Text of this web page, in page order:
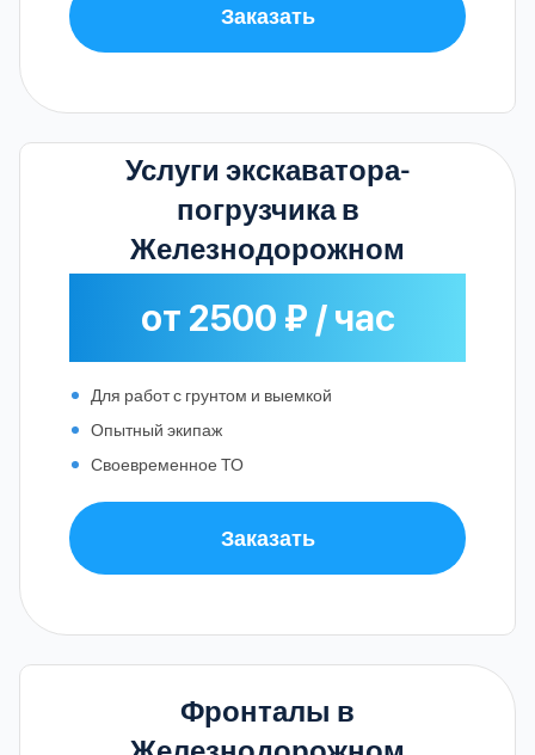
Заказать
Услуги экскаватора-
погрузчика в
Железнодорожном
от 2500 ₽ / час
Для работ с грунтом и выемкой
Опытный экипаж
Своевременное ТО
Заказать
Фронталы в